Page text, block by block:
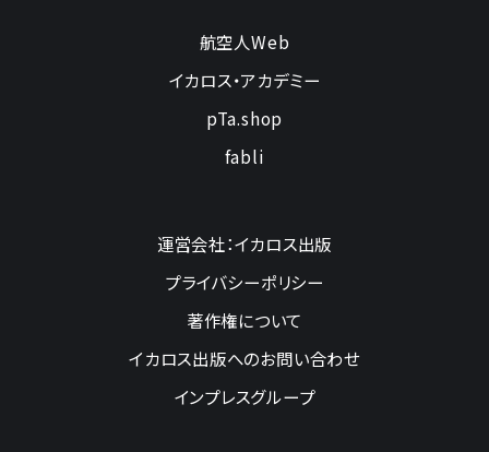
航空人Web
イカロス・アカデミー
pTa.shop
fabli
運営会社：イカロス出版
プライバシーポリシー
著作権について
イカロス出版へのお問い合わせ
インプレスグループ